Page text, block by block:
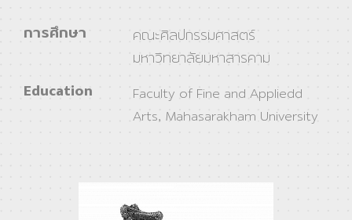
การศึกษา
คณะศิลปกรรมศาสตร์
มหาวิทยาลัยมหาสารคาม
Education
Faculty of Fine and Appliedd
Arts, Mahasarakham University